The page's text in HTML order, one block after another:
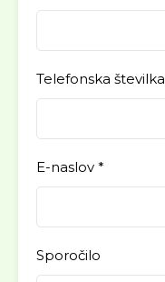
Telefonska številka
E-naslov *
Sporočilo